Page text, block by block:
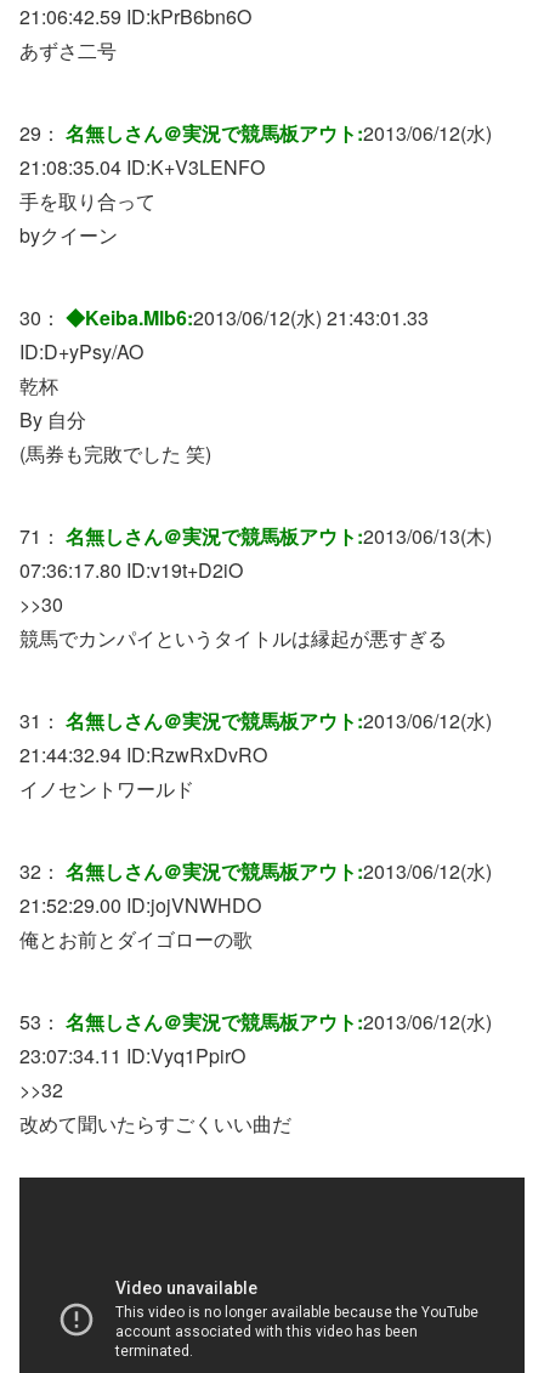
21:06:42.59 ID:kPrB6bn6O
あずさ二号
29： 名無しさん＠実況で競馬板アウト:2013/06/12(水)
21:08:35.04 ID:K+V3LENFO
手を取り合って
byクイーン
30： ◆Keiba.Mlb6:2013/06/12(水) 21:43:01.33
ID:D+yPsy/AO
乾杯
By 自分
(馬券も完敗でした 笑)
71： 名無しさん＠実況で競馬板アウト:2013/06/13(木)
07:36:17.80 ID:v19t+D2iO
>>30
競馬でカンパイというタイトルは縁起が悪すぎる
31： 名無しさん＠実況で競馬板アウト:2013/06/12(水)
21:44:32.94 ID:RzwRxDvRO
イノセントワールド
32： 名無しさん＠実況で競馬板アウト:2013/06/12(水)
21:52:29.00 ID:jojVNWHDO
俺とお前とダイゴローの歌
53： 名無しさん＠実況で競馬板アウト:2013/06/12(水)
23:07:34.11 ID:Vyq1PpirO
>>32
改めて聞いたらすごくいい曲だ